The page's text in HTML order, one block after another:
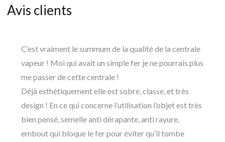
Avis clients
C’est vraiment le summum de la qualité de la centrale
vapeur ! Moi qui avait un simple fer je ne pourrais plus
me passer de cette centrale !
Déjà esthétiquement elle est sobre, classe, et très
design ! En ce qui concerne l’utilisation l’objet est très
bien pensé, semelle anti dérapante, anti rayure,
embout qui bloque le fer pour éviter qu’il tombe